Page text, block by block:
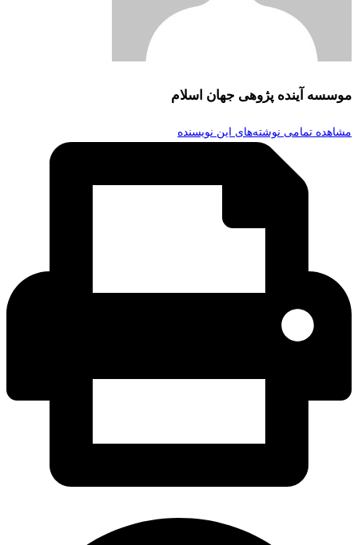
موسسه آینده پژوهی جهان اسلام
مشاهده تمامی نوشته‌های این نویسنده